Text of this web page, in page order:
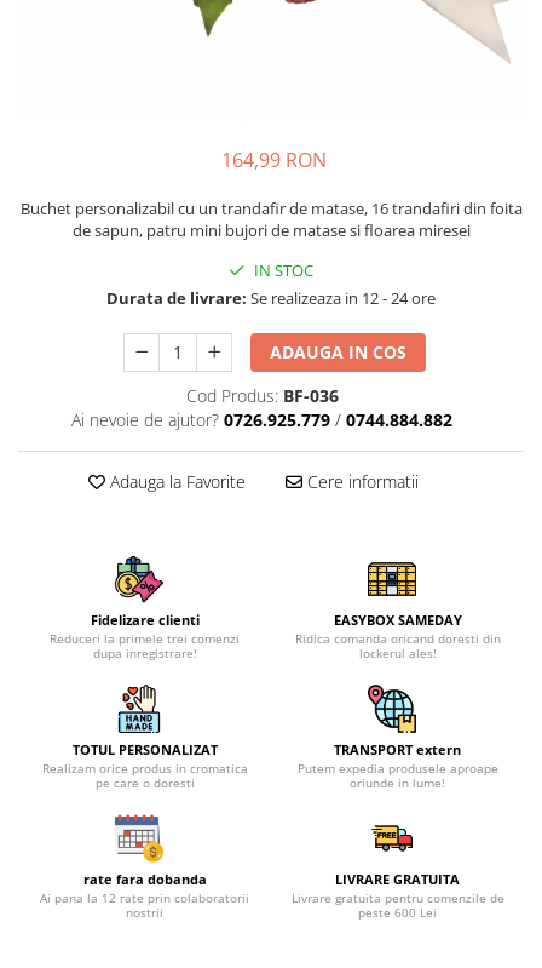
164,99 RON
Buchet personalizabil cu un trandafir de matase, 16 trandafiri din foita
de sapun, patru mini bujori de matase si floarea miresei
IN STOC
Durata de livrare: Se realizeaza in 12 - 24 ore
ADAUGA IN COS
Cod Produs: BF-036
Ai nevoie de ajutor? 0726.925.779 / 0744.884.882
Adauga la Favorite Cere informatii
Fidelizare clienti
Reduceri la primele trei comenzi
dupa inregistrare!
EASYBOX SAMEDAY
Ridica comanda oricand doresti din
lockerul ales!
TOTUL PERSONALIZAT
Realizam orice produs in cromatica
pe care o doresti
TRANSPORT extern
Putem expedia produsele aproape
oriunde in lume!
rate fara dobanda
Ai pana la 12 rate prin colaboratorii
nostrii
LIVRARE GRATUITA
Livrare gratuita pentru comenzile de
peste 600 Lei